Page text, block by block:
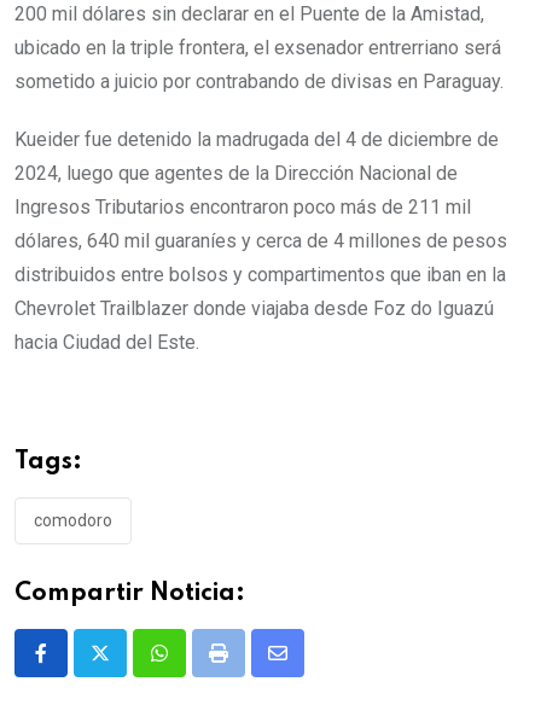
200 mil dólares sin declarar en el Puente de la Amistad,
ubicado en la triple frontera, el exsenador entrerriano será
sometido a juicio por contrabando de divisas en Paraguay.
Kueider fue detenido la madrugada del 4 de diciembre de
2024, luego que agentes de la Dirección Nacional de
Ingresos Tributarios encontraron poco más de 211 mil
dólares, 640 mil guaraníes y cerca de 4 millones de pesos
distribuidos entre bolsos y compartimentos que iban en la
Chevrolet Trailblazer donde viajaba desde Foz do Iguazú
hacia Ciudad del Este.
Tags:
comodoro
Compartir Noticia:
WhatsappPrint
Share